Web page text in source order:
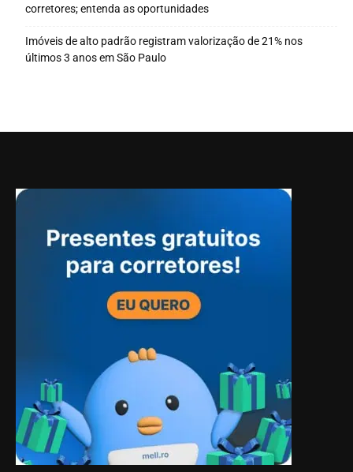
corretores; entenda as oportunidades
Imóveis de alto padrão registram valorização de 21% nos
últimos 3 anos em São Paulo